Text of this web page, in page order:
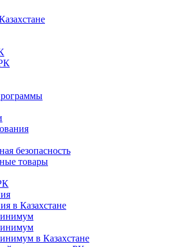
безопасность
товары
в Казахстане
в Казахстане